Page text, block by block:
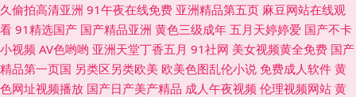
久偷拍高清亚洲 91午夜在线免费 亚洲精品第五页 麻豆网站在线观
看 91精选国产 国产精品亚洲 黄色三级成年 五月天婷婷爱 国产不卡
小视频 AV色哟哟 亚洲天堂丁香五月 91社网 美女视频黄全免费 国产
精品第一页国 另类区另类欧美 欧美色图乱伦小说 免费成人软件 黄
色网址视频播放 国产日产美产精品 成人午夜视频 伦理视频网站 黄